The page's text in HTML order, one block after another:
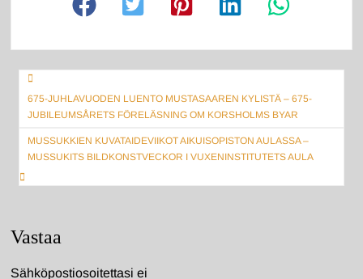
Artikkelien
selaus
675-JUHLAVUODEN LUENTO MUSTASAAREN KYLISTÄ – 675-
JUBILEUMSÅRETS FÖRELÄSNING OM KORSHOLMS BYAR
MUSSUKKIEN KUVATAIDEVIIKOT AIKUISOPISTON AULASSA –
MUSSUKITS BILDKONSTVECKOR I VUXENINSTITUTETS AULA
Vastaa
Sähköpostiosoitettasi ei